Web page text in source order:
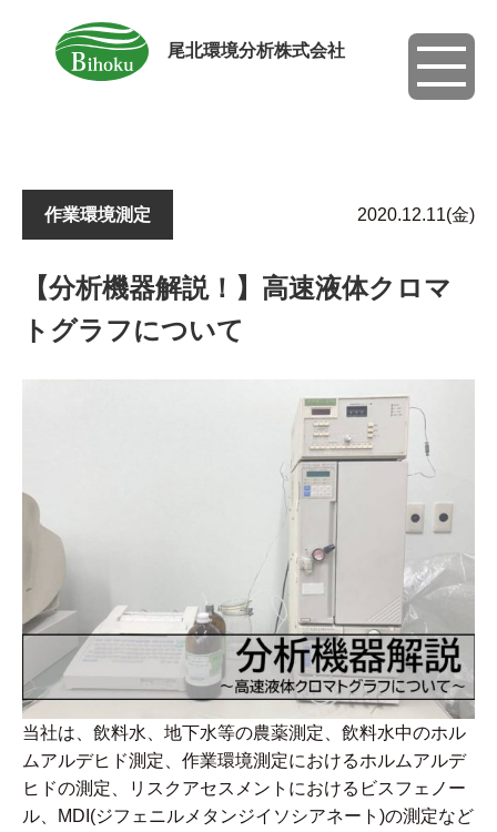
尾北環境分析株式会社
toggle
作業環境測定 2020.12.11(金)
【分析機器解説！】高速液体クロマ
トグラフについて
当社は、飲料水、地下水等の農薬測定、飲料水中のホル
ムアルデヒド測定、作業環境測定におけるホルムアルデ
ヒドの測定、リスクアセスメントにおけるビスフェノー
ル、MDI(ジフェニルメタンジイソシアネート)の測定など